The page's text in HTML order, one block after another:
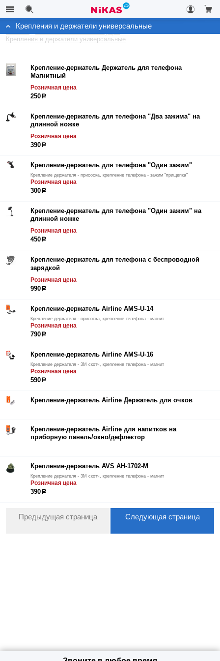
Каталог
Автомобильные аксессуары
Крепления и держатели универсальные
Крепления и держатели универсальные
Крепление-держатель Держатель для телефона
Магнитный
Розничная цена
250р
Крепление-держатель для телефона "Два зажима" на
длинной ножке
Розничная цена
390р
Крепление-держатель для телефона "Один зажим"
Крепление держателя - присоска, крепление телефона - зажим "прищепка"
Розничная цена
300р
Крепление-держатель для телефона "Один зажим" на
длинной ножке
Розничная цена
450р
Крепление-держатель для телефона с беспроводной
зарядкой
Розничная цена
990р
Крепление-держатель Airline AMS-U-14
Крепление держателя - присоска, крепление телефона - магнит
Розничная цена
790р
Крепление-держатель Airline AMS-U-16
Крепление держателя - 3М скотч, крепление телефона - магнит
Розничная цена
590р
Крепление-держатель Airline Держатель для очков
Крепление-держатель Airline для напитков на
приборную панель/окно/дефлектор
Крепление-держатель AVS AH-1702-М
Крепление держателя - 3М скотч, крепление телефона - магнит
Розничная цена
390р
Предыдущая страница Следующая страница